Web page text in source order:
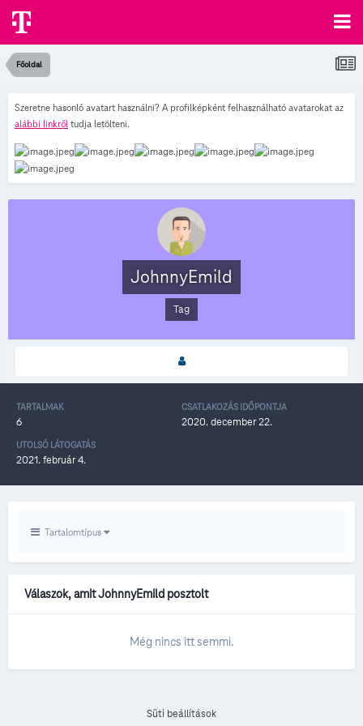
Főoldal
Szeretne hasonló avatart használni? A profilképként felhasználható avatarokat az
alábbi linkről tudja letölteni.
JohnnyEmild
Tag
TARTALMAK
6
CSATLAKOZÁS IDŐPONTJA
2020. december 22.
UTOLSÓ LÁTOGATÁS
2021. február 4.
Tartalomtípus
Válaszok, amit JohnnyEmild posztolt
Még nincs itt semmi.
Süti beállítások